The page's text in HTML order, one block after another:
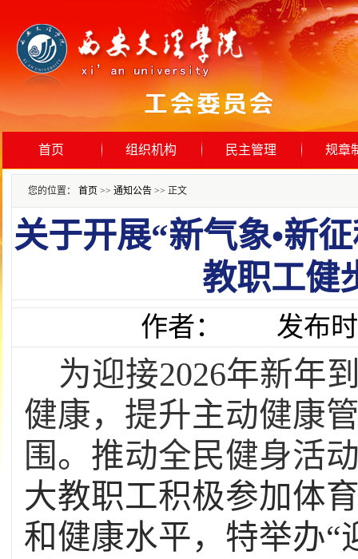
首页 组织机构 民主管理 规章
您的位置： 首页 >> 通知公告 >> 正文
关于开展“新气象•新
教职工健
作者： 发布时
为迎接2026年新年
健康，提升主动健康
围。推动全民健身活
大教职工积极参加体
和健康水平，特举办“